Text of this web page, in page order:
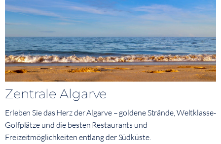
Zentrale Algarve
Erleben Sie das Herz der Algarve – goldene Strände, Weltklasse-
Golfplätze und die besten Restaurants und
Freizeitmöglichkeiten entlang der Südküste.